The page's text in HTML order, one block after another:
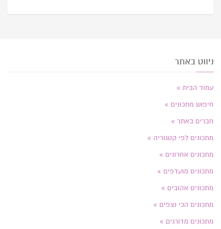
ניווט באתר
עמוד הבית
חיפוש מתכונים
חברים באתר
מתכונים לפי קטגוריה
מתכונים אחרונים
מתכונים מועדפים
מתכונים אהובים
מתכונים הכי נצפים
מתכונים מדורגים